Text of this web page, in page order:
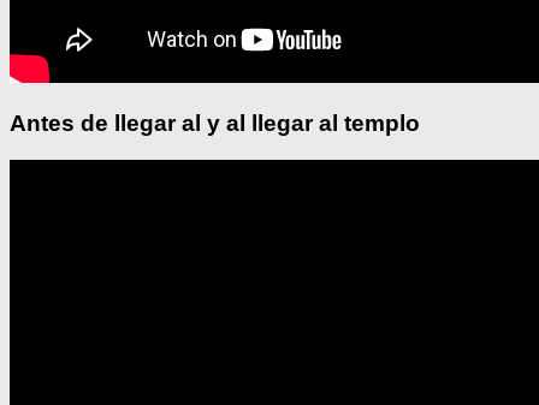
Antes de llegar al y al llegar al templo